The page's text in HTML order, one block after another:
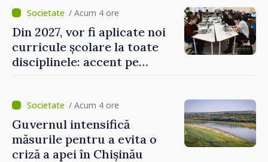
/ Acum 4 ore
Din 2027, vor fi aplicate noi
curricule școlare la toate
disciplinele: accent pe
situații reale/ Acum 4 ore
Guvernul intensifică
măsurile pentru a evita o
criză a apei în Chișinău